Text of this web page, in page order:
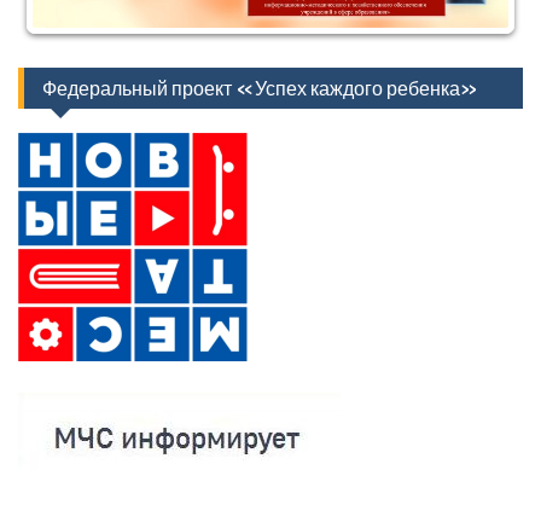
Федеральный проект «Успех каждого ребенка»